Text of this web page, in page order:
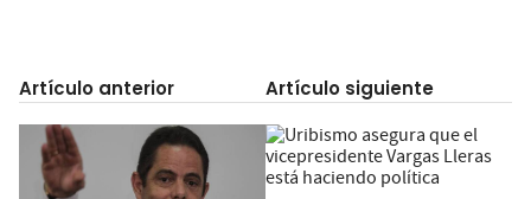
Artículo anterior Artículo siguiente